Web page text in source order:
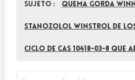
Sujeto : Quema gorda
Stanozolol Winstrol de
ciclo de CAS 10418-03-8 que